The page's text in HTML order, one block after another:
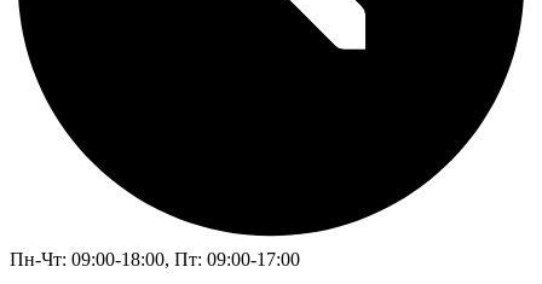
Пн-Чт: 09:00-18:00, Пт: 09:00-17:00